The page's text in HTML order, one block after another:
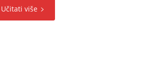
Učitati više